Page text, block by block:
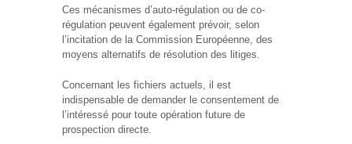
Ces mécanismes d’auto-régulation ou de co-
régulation peuvent également prévoir, selon
l’incitation de la Commission Européenne, des
moyens alternatifs de résolution des litiges.
Concernant les fichiers actuels, il est
indispensable de demander le consentement de
l’intéressé pour toute opération future de
prospection directe.